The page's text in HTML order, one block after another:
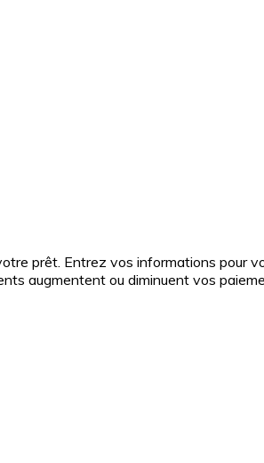
prêt. Entrez vos informations pour
augmentent ou diminuent vos